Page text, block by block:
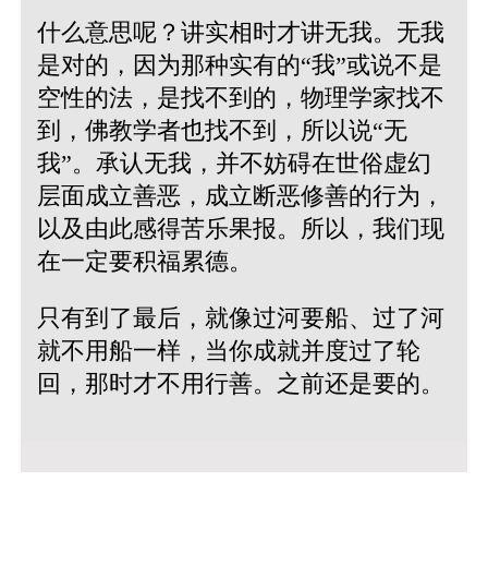
什么意思呢？讲实相时才讲无我。无我
是对的，因为那种实有的“我”或说不是
空性的法，是找不到的，物理学家找不
到，佛教学者也找不到，所以说“无
我”。承认无我，并不妨碍在世俗虚幻
层面成立善恶，成立断恶修善的行为，
以及由此感得苦乐果报。所以，我们现
在一定要积福累德。
只有到了最后，就像过河要船、过了河
就不用船一样，当你成就并度过了轮
回，那时才不用行善。之前还是要的。